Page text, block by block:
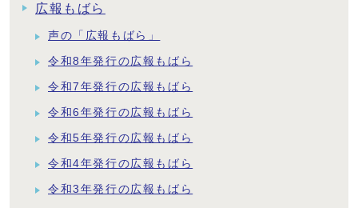
広報もばら
声の「広報もばら」
令和8年発行の広報もばら
令和7年発行の広報もばら
令和6年発行の広報もばら
令和5年発行の広報もばら
令和4年発行の広報もばら
令和3年発行の広報もばら